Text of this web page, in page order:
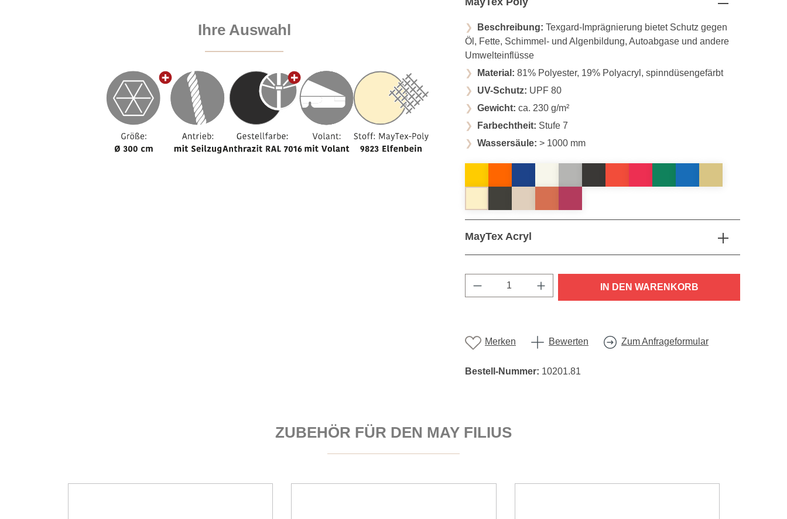
Ihre Auswahl Beschreibung: Texgard-Imprägnierung bietet Schutz gegen
Öl, Fette, Schimmel- und Algenbildung, Autoabgase und andere
Umwelteinflüsse
Material: 81% Polyester, 19% Polyacryl, spinndüsengefärbt
UV-Schutz: UPF 80
Gewicht: ca. 230 g/m²
Farbechtheit: Stufe 7
Wassersäule: > 1000 mm
MayTex Acryl
Produkt Anzahl: Gib den gewünschten Wert ein
IN DEN WARENKORB
Merken Bewerten Zum Anfrageformular
Bestell-Nummer: 10201.81
ZUBEHÖR FÜR DEN MAY FILIUS